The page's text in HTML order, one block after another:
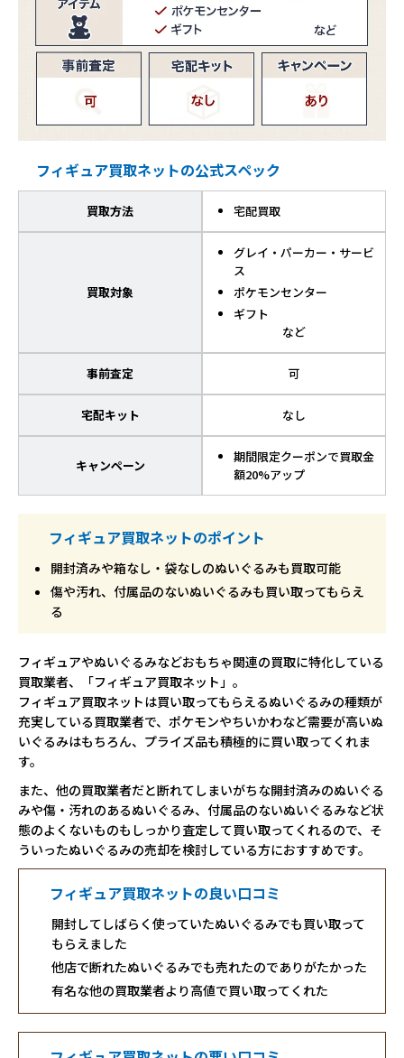
フィギュア買取ネットの公式スペック
買取方法 宅配買取
買取対象
グレイ・パーカー・サービ
ス
ポケモンセンター
ギフト
など
事前査定 可
宅配キット なし
キャンペーン
期間限定クーポンで買取金
額20%アップ
フィギュア買取ネットのポイント
開封済みや箱なし・袋なしのぬいぐるみも買取可能
傷や汚れ、付属品のないぬいぐるみも買い取ってもらえ
る
フィギュアやぬいぐるみなどおもちゃ関連の買取に特化している
買取業者、「フィギュア買取ネット」。
フィギュア買取ネットは買い取ってもらえるぬいぐるみの種類が
充実している買取業者で、ポケモンやちいかわなど需要が高いぬ
いぐるみはもちろん、プライズ品も積極的に買い取ってくれま
す。
また、他の買取業者だと断れてしまいがちな開封済みのぬいぐる
みや傷・汚れのあるぬいぐるみ、付属品のないぬいぐるみなど状
態のよくないものもしっかり査定して買い取ってくれるので、そ
ういったぬいぐるみの売却を検討している方におすすめです。
フィギュア買取ネットの良い口コミ
開封してしばらく使っていたぬいぐるみでも買い取って
もらえました
他店で断れたぬいぐるみでも売れたのでありがたかった
有名な他の買取業者より高値で買い取ってくれた